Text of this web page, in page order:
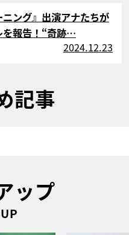
ニング』出演アナたちが
を報告！“奇跡…
2024.12.23
記事
ップ